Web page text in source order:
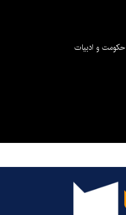
حکومت و ادبیات